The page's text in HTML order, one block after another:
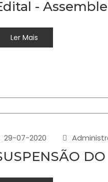
-
Ler Mais
29-07-2020